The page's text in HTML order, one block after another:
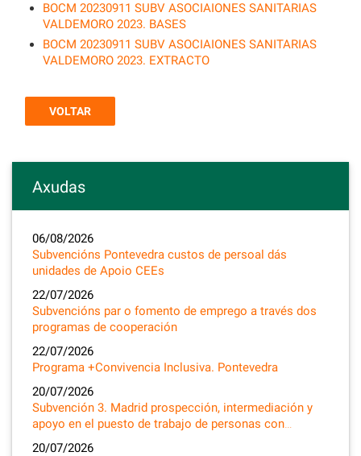
BOCM 20230911 SUBV ASOCIAIONES SANITARIAS
VALDEMORO 2023. BASES
BOCM 20230911 SUBV ASOCIAIONES SANITARIAS
VALDEMORO 2023. EXTRACTO
VOLTAR
Axudas
06/08/2026
Subvencións Pontevedra custos de persoal dás
unidades de Apoio CEEs
22/07/2026
Subvencións par o fomento de emprego a través dos
programas de cooperación
22/07/2026
Programa +Convivencia Inclusiva. Pontevedra
20/07/2026
Subvención 3. Madrid prospección, intermediación y
apoyo en el puesto de trabajo de personas con…
20/07/2026